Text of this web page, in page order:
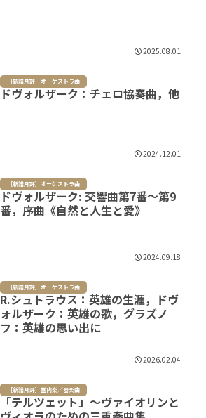
2025.08.01
［新譜月評］オーケストラ曲
ドヴォルザーク：チェロ協奏曲，他
2024.12.01
［新譜月評］オーケストラ曲
ドヴォルザーク: 交響曲第7番～第9
番，序曲《自然と人生と愛》
2024.09.18
［新譜月評］オーケストラ曲
R.シュトラウス：英雄の生涯，ドヴ
ォルザーク：英雄の歌，グラズノ
フ：英雄の思い出に
2026.02.04
［新譜月評］室内楽／器楽曲
「テルツェット」～ヴァイオリンと